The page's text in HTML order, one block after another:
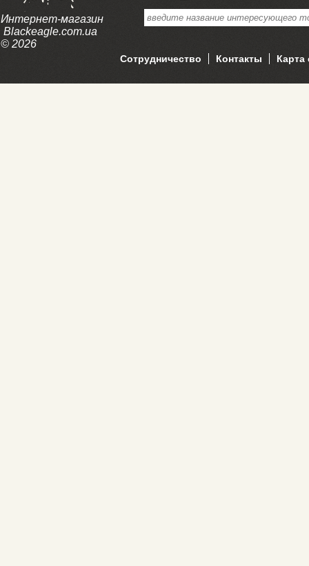
Интернет-магазин
Blackeagle.com.ua
© 2026
Сотрудничество Контакты Карта